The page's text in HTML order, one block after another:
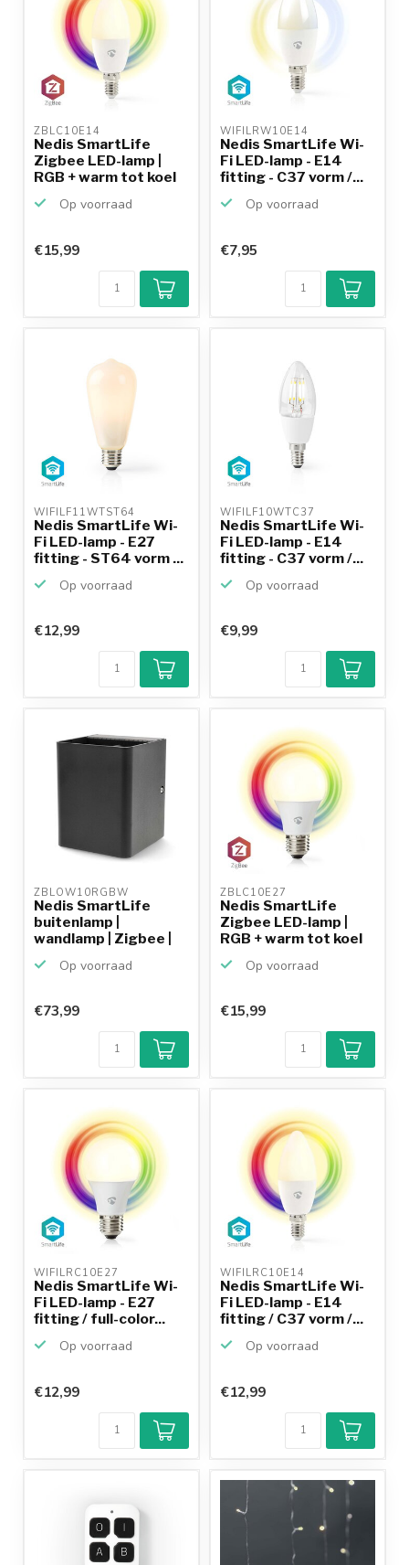
ZBLC10E14
Nedis SmartLife
Zigbee LED-lamp |
RGB + warm tot koel
Op voorraad
€15,99
WIFILRW10E14
Nedis SmartLife Wi-
Fi LED-lamp - E14
fitting - C37 vorm /...
Op voorraad
9,2/10
Achteraf
betalen mogelijk
€7,95
WIFILF11WTST64
Nedis SmartLife Wi-
Fi LED-lamp - E27
fitting - ST64 vorm ...
Op voorraad
€12,99
WIFILF10WTC37
Nedis SmartLife Wi-
Fi LED-lamp - E14
fitting - C37 vorm /...
Op voorraad
€9,99
ZBLOW10RGBW
Nedis SmartLife
buitenlamp |
wandlamp | Zigbee |
Op voorraad
€73,99
ZBLC10E27
Nedis SmartLife
Zigbee LED-lamp |
RGB + warm tot koel
Op voorraad
€15,99
WIFILRC10E27
Nedis SmartLife Wi-
Fi LED-lamp - E27
fitting / full-color...
Op voorraad
€12,99
WIFILRC10E14
Nedis SmartLife Wi-
Fi LED-lamp - E14
fitting / C37 vorm /...
Op voorraad
€12,99